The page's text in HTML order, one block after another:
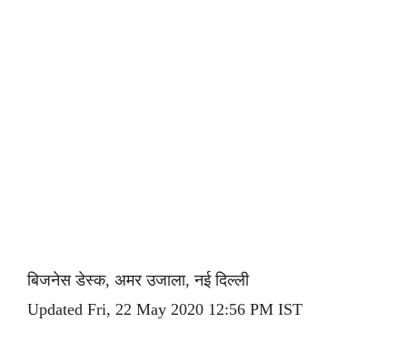
बिजनेस डेस्क, अमर उजाला, नई दिल्ली
Updated Fri, 22 May 2020 12:56 PM IST